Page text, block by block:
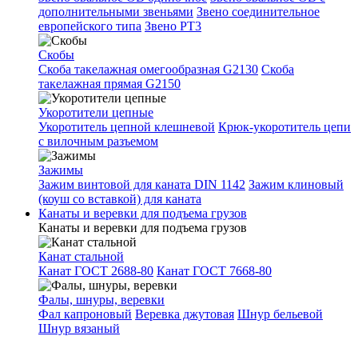
дополнительными звеньями Звено соединительное
европейского типа Звено РТ3
Скобы
Скоба такелажная омегообразная G2130 Скоба
такелажная прямая G2150
Укоротители цепные
Укоротитель цепной клешневой Крюк-укоротитель цепи
с вилочным разъемом
Зажимы
Зажим винтовой для каната DIN 1142 Зажим клиновый
(коуш со вставкой) для каната
Канаты и веревки для подъема грузов
Канаты и веревки для подъема грузов
Канат стальной
Канат ГОСТ 2688-80 Канат ГОСТ 7668-80
Фалы, шнуры, веревки
Фал капроновый Веревка джутовая Шнур бельевой
Шнур вязаный